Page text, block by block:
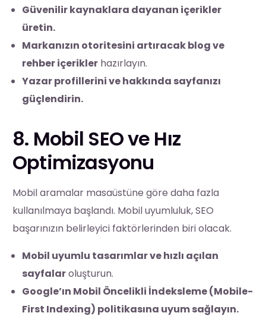
Güvenilir kaynaklara dayanan içerikler
üretin.
Markanızın otoritesini artıracak blog ve
rehber içerikler hazırlayın.
Yazar profillerini ve hakkında sayfanızı
güçlendirin.
8. Mobil SEO ve Hız
Optimizasyonu
Mobil aramalar masaüstüne göre daha fazla
kullanılmaya başlandı. Mobil uyumluluk, SEO
başarınızın belirleyici faktörlerinden biri olacak.
Mobil uyumlu tasarımlar ve hızlı açılan
sayfalaroluşturun.
Google’ın Mobil Öncelikli İndeksleme (Mobile-
First Indexing) politikasına uyum sağlayın.